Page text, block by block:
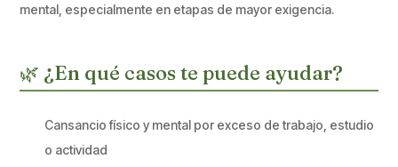
mental, especialmente en etapas de mayor exigencia.
🌿 ¿En qué casos te puede ayudar?
Cansancio físico y mental por exceso de trabajo, estudio
o actividad